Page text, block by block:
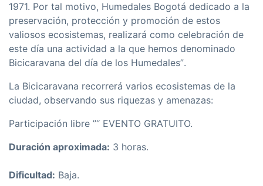
1971. Por tal motivo, Humedales Bogotá dedicado a la
preservación, protección y promoción de estos
valiosos ecosistemas, realizará como celebración de
este dí­a una actividad a la que hemos denominado
Bicicaravana del dí­a de los Humedales”.
La Bicicaravana recorrerá varios ecosistemas de la
ciudad, observando sus riquezas y amenazas:
Participación libre ”“ EVENTO GRATUITO.
Duración aproximada: 3 horas.
Dificultad: Baja.